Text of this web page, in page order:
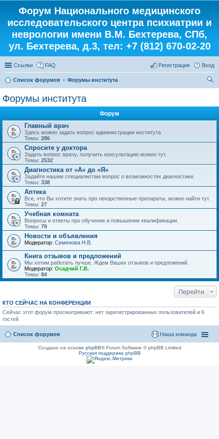
Форум Национального медицинского
исследовательского центра психиатрии и
неврологии имени В.М. Бехтерева, СПб,
ул. Бехтерева, д.3, тел: +7 (812) 670-02-20
Ссылки FAQ Вход
Регистрация
Список форумов
Форумы института
Форумы института
Форум
Главный врач
Здесь можно задать вопрос администрации института
Темы: 286
Спросите у доктора
Задать вопрос врачу, получить консультацию можно тут.
Темы: 2532
Диагностика от «А» до «Я»
Задайте нашим специалистам вопрос о возможностях диагностики.
Темы: 338
Аптека
Все, что Вы хотите знать про лекарственные препараты, можно найти тут.
Темы: 27
Учебная комната
Вопросы и ответы про обучение и повышение квалификации.
Темы: 79
Новости и объявления
Модератор: Семенова Н.В.
Книга отзывов и предложений
Мы хотим работать лучше. Ждем Ваших отзывов и предложений.
Модератор: Осадчий Г.В.
Темы: 84
Перейти
КТО СЕЙЧАС НА КОНФЕРЕНЦИИ
Сейчас этот форум просматривают: нет зарегистрированных пользователей и 6
гостей
Список форумов Наша команда
Создано на основе phpBB® Forum Software © phpBB Limited
Русская поддержка phpBB